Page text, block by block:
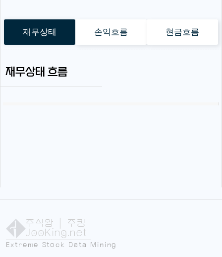
재무상태 손익흐름 현금흐름
재무상태 흐름
주식왕 | 주킹
JooKing.net
Extreme Stock Data Mining